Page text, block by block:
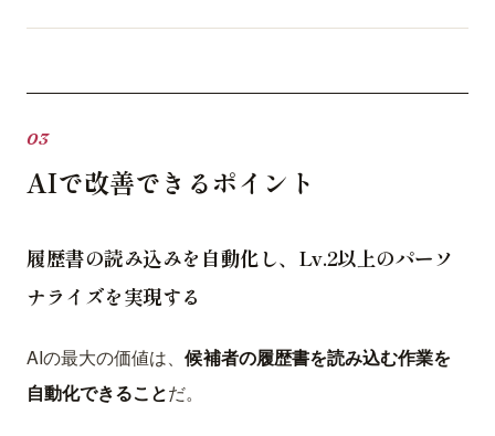
AIで改善できるポイント
履歴書の読み込みを自動化し、Lv.2以上のパーソ
ナライズを実現する
AIの最大の価値は、候補者の履歴書を読み込む作業を
自動化できることだ。